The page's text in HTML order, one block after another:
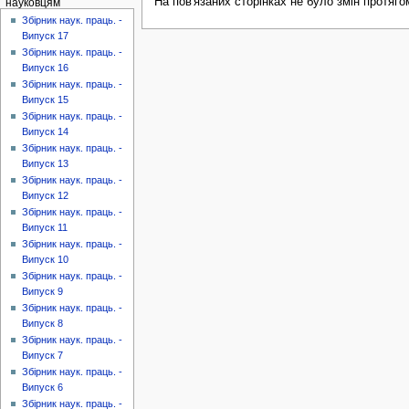
науковцям
Збірник наук. праць. -
Випуск 17
Збірник наук. праць. -
Випуск 16
Збірник наук. праць. -
Випуск 15
Збірник наук. праць. -
Випуск 14
Збірник наук. праць. -
Випуск 13
Збірник наук. праць. -
Випуск 12
Збірник наук. праць. -
Випуск 11
Збірник наук. праць. -
Випуск 10
Збірник наук. праць. -
Випуск 9
Збірник наук. праць. -
Випуск 8
Збірник наук. праць. -
Випуск 7
Збірник наук. праць. -
Випуск 6
Збірник наук. праць. -